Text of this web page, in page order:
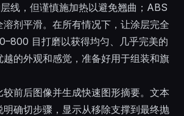
线，但谨慎施加热以避免翘曲；ABS
溶剂平滑。在所有情况下，让涂层完全
目打磨以获得均匀、几乎完美的
的外观和感觉，准备好用于组装和旗
较前后图像并生成快速图形摘要。文本
确切步骤，显示从移除支撑到最终抛